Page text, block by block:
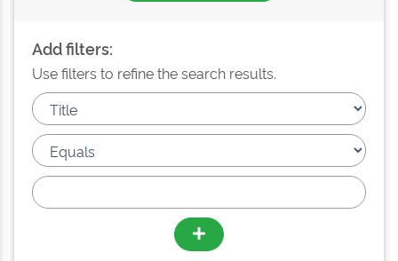
Add filters:
Use filters to refine the search results.